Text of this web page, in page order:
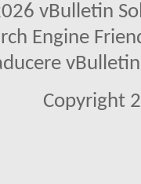
vBulletin
Engine
Copyright